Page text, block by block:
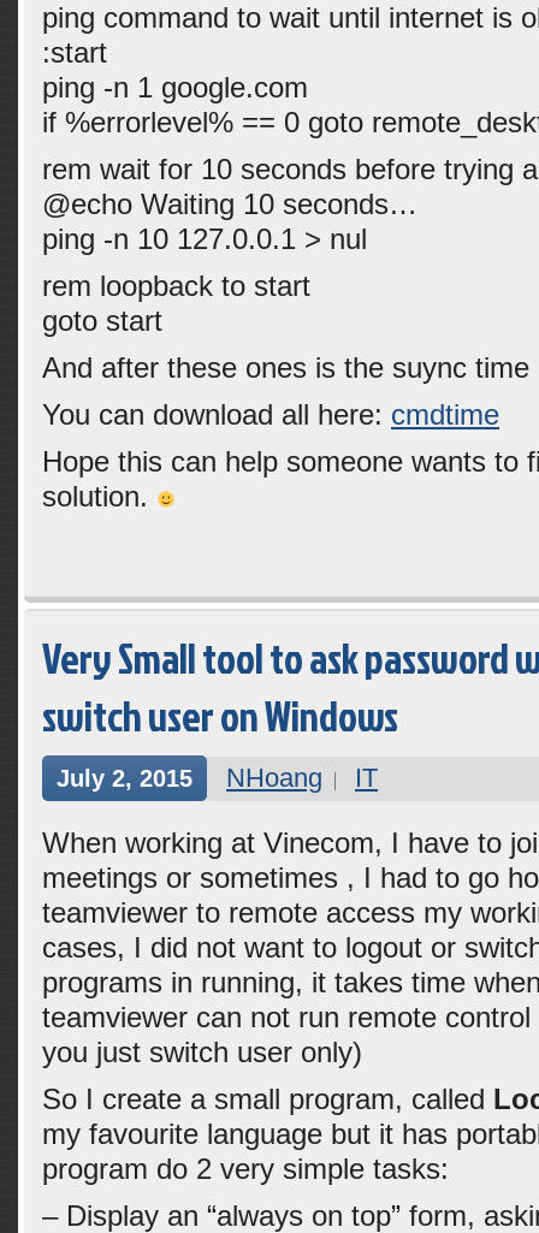
ping command to wait until internet is
:start
ping -n 1 google.com
if %errorlevel% == 0 goto
rem wait for 10 seconds before trying
@echo Waiting 10 seconds…
ping -n 10 127.0.0.1 > nul
rem loopback to start
goto start
And after these ones is the suync time
You can download all here: cmdtime
Hope this can help someone wants to
solution.
Very Small tool to ask
switch user on Windows
July 2, 2015 NHoang IT
When working at Vinecom, I have to
meetings or sometimes , I had to go
teamviewer to remote access my
cases, I did not want to logout or
programs in running, it takes time
teamviewer can not run remote
you just switch user only)
So I create a small program, called
my favourite language but it has
program do 2 very simple tasks:
– Display an “always on top” form,